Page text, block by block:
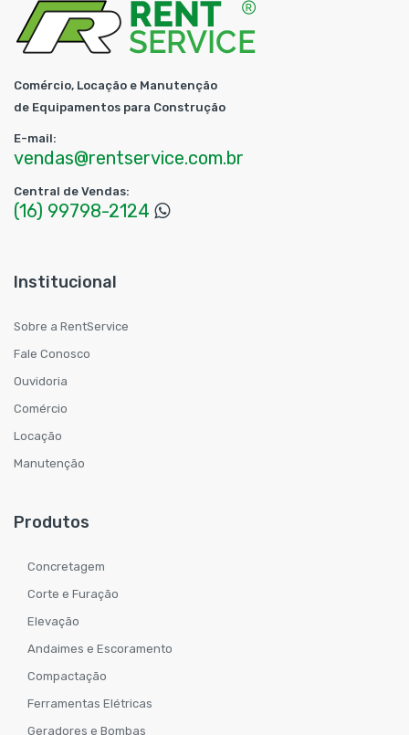
Comércio, Locação e Manutenção
de Equipamentos para Construção
E-mail:
vendas@rentservice.com.br
Central de Vendas:
(16) 99798-2124
Institucional
Sobre a RentService
Fale Conosco
Ouvidoria
Comércio
Locação
Manutenção
Produtos
Concretagem
Corte e Furação
Elevação
Andaimes e Escoramento
Compactação
Ferramentas Elétricas
Geradores e Bombas